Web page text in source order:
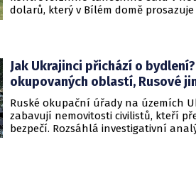
dolarů, který v Bílém domě
Jak Ukrajinci přichází o
okupovaných oblastí, Rusové
Ruské okupační úřady na územích
zabavují nemovitosti civilistů, kteří
bezpečí. Rozsáhlá investigativní